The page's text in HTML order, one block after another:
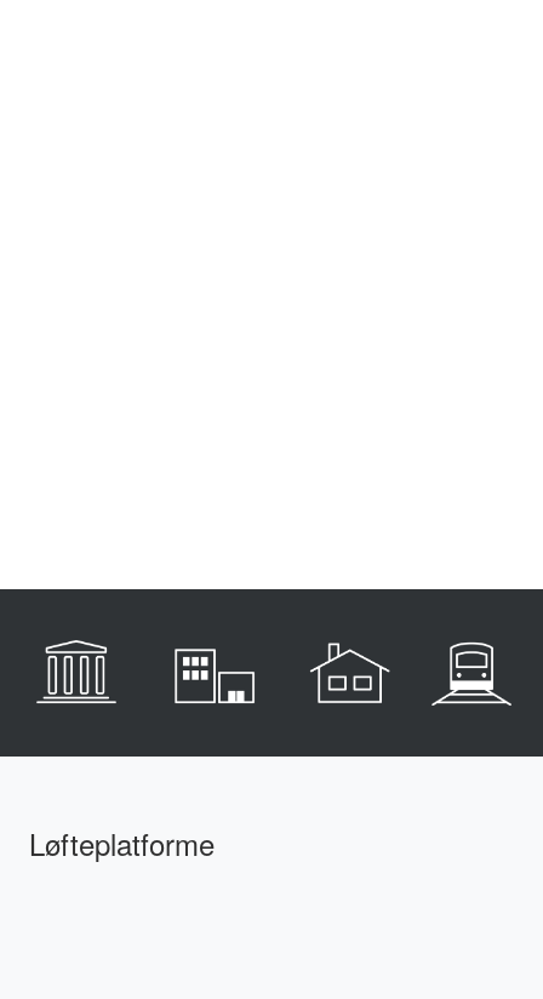
Løfteplatforme